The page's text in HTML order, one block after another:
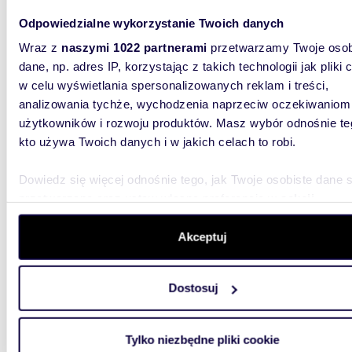
Odpowiedzialne wykorzystanie Twoich danych
Wraz z naszymi 1022 partnerami przetwarzamy Twoje
dane, np. adres IP, korzystając z takich technologii jak pliki
w celu wyświetlania spersonalizowanych reklam i treści,
analizowania tychże, wychodzenia naprzeciw oczekiwaniom
użytkowników i rozwoju produktów. Masz wybór odnośnie
kto używa Twoich danych i w jakich celach to robi.
Dowiedz się więcej odnośnie tego, jak Twoje osobiste dane
szczegółów. W Deklaracji plików cookie możesz zmienić
wycofać swoją zgodę w dowolnej chwili.
aby oferować funkcje społecznościowe i analizować ruch w
witrynie. Informacje o tym, jak korzystasz z naszej witryny,
analitycznym. Partnerzy mogą połączyć te informacje z
Akceptuj
Dostosuj
Tylko niezbędne pliki cookie
Do sprzedania kawalerka z balkonem i oddzielną
235